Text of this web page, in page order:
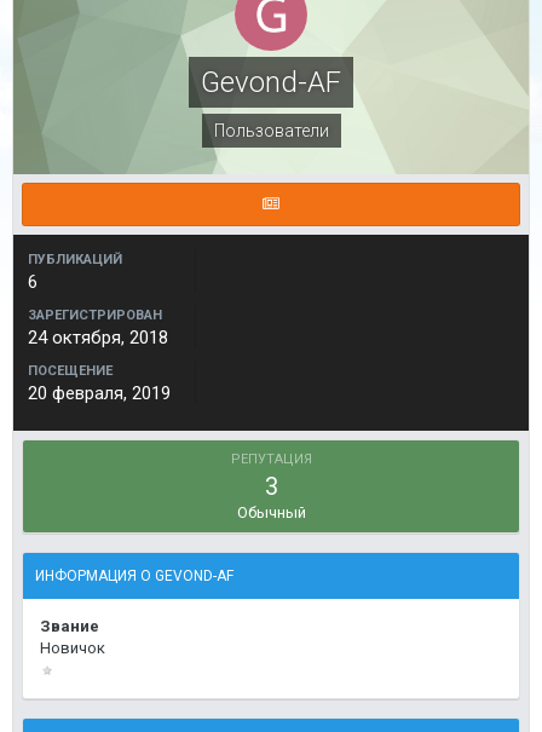
Gevond-AF
Пользователи
ПУБЛИКАЦИЙ
6
ЗАРЕГИСТРИРОВАН
24 октября, 2018
ПОСЕЩЕНИЕ
20 февраля, 2019
РЕПУТАЦИЯ
3
Обычный
ИНФОРМАЦИЯ О GEVOND-AF
Звание
Новичок